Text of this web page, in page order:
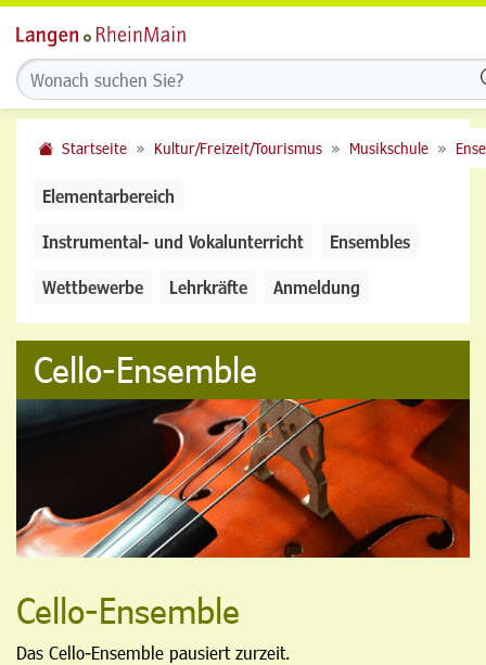
Startseite Kultur/Freizeit/Tourismus Musikschule
Elementarbereich
Instrumental- und Vokalunterricht Ensembles
Wettbewerbe Lehrkräfte Anmeldung
Cello-Ensemble
Cello-Ensemble
Das Cello-Ensemble pausiert zurzeit.